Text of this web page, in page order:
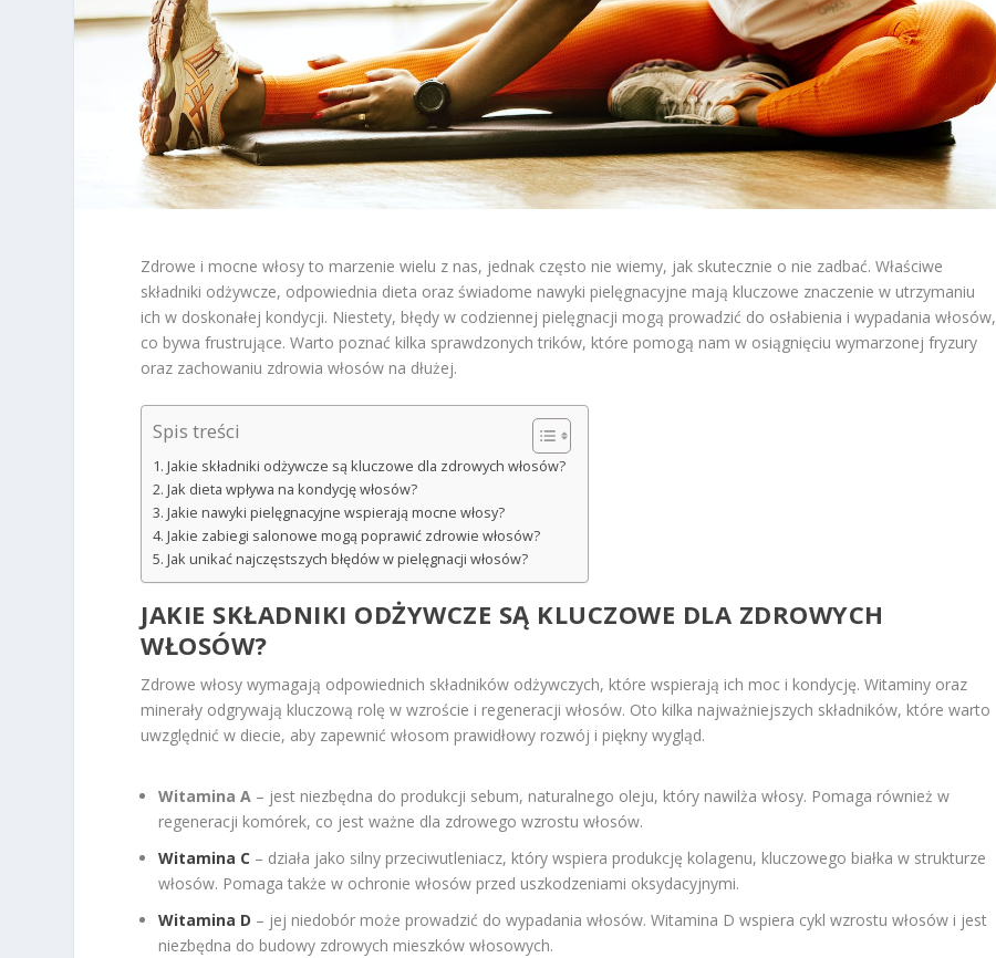
Zdrowe i mocne włosy to marzenie wielu z nas, jednak często nie wiemy, jak skutecznie o nie zadbać. Właściwe
składniki odżywcze, odpowiednia dieta oraz świadome nawyki pielęgnacyjne mają kluczowe znaczenie w utrzymaniu
ich w doskonałej kondycji. Niestety, błędy w codziennej pielęgnacji mogą prowadzić do osłabienia i wypadania włosów,
co bywa frustrujące. Warto poznać kilka sprawdzonych trików, które pomogą nam w osiągnięciu wymarzonej fryzury
oraz zachowaniu zdrowia włosów na dłużej.
Spis treści
Jakie składniki odżywcze są kluczowe dla zdrowych włosów?
Jak dieta wpływa na kondycję włosów?
Jakie nawyki pielęgnacyjne wspierają mocne włosy?
Jakie zabiegi salonowe mogą poprawić zdrowie włosów?
Jak unikać najczęstszych błędów w pielęgnacji włosów?
JAKIE SKŁADNIKI ODŻYWCZE SĄ KLUCZOWE DLA ZDROWYCH
WŁOSÓW?
Zdrowe włosy wymagają odpowiednich składników odżywczych, które wspierają ich moc i kondycję. Witaminy oraz
minerały odgrywają kluczową rolę w wzroście i regeneracji włosów. Oto kilka najważniejszych składników, które warto
uwzględnić w diecie, aby zapewnić włosom prawidłowy rozwój i piękny wygląd.
Witamina A – jest niezbędna do produkcji sebum, naturalnego oleju, który nawilża włosy. Pomaga również w
regeneracji komórek, co jest ważne dla zdrowego wzrostu włosów.
Witamina C – działa jako silny przeciwutleniacz, który wspiera produkcję kolagenu, kluczowego białka w strukturze
włosów. Pomaga także w ochronie włosów przed uszkodzeniami oksydacyjnymi.
Witamina D – jej niedobór może prowadzić do wypadania włosów. Witamina D wspiera cykl wzrostu włosów i jest
niezbędna do budowy zdrowych mieszków włosowych.